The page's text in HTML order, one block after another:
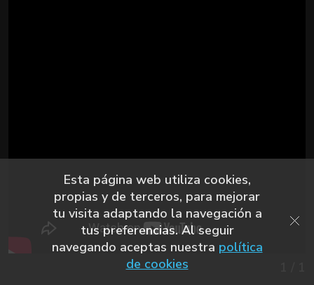
Esta página web utiliza cookies,
propias y de terceros, para mejorar
tu visita adaptando la navegación a
tus preferencias. Al seguir
navegando aceptas nuestra política
de cookies